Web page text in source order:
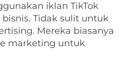
iklan TikTok
Tidak sulit untuk
Mereka biasanya
marketing untuk